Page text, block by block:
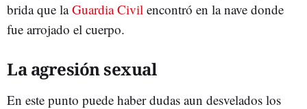
brida que laGuardia Civil encontró en la nave donde
fue arrojado el cuerpo.
La agresión sexual
En este punto puede haber dudas aun desvelados los